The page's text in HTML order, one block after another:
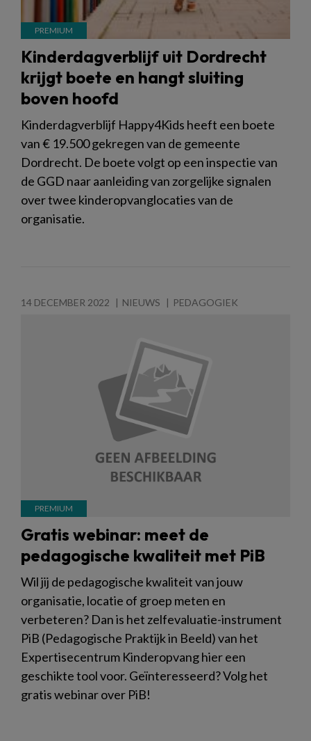
Kinderdagverblijf uit Dordrecht
krijgt boete en hangt sluiting
boven hoofd
Kinderdagverblijf Happy4Kids heeft een boete
van € 19.500 gekregen van de gemeente
Dordrecht. De boete volgt op een inspectie van
de GGD naar aanleiding van zorgelijke signalen
over twee kinderopvanglocaties van de
organisatie.
14 DECEMBER 2022 NIEUWS PEDAGOGIEK
Gratis webinar: meet de
pedagogische kwaliteit met PiB
Wil jij de pedagogische kwaliteit van jouw
organisatie, locatie of groep meten en
verbeteren? Dan is het zelfevaluatie-instrument
PiB (Pedagogische Praktijk in Beeld) van het
Expertisecentrum Kinderopvang hier een
geschikte tool voor. Geïnteresseerd? Volg het
gratis webinar over PiB!